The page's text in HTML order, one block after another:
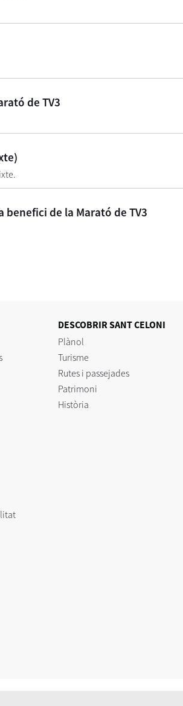
de TV3
de la Marató de TV3
DESCOBRIR SANT CELONI
Plànol
Turisme
Rutes i passejades
Patrimoni
Història